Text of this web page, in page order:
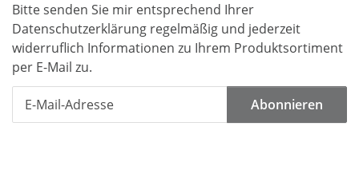
Bitte senden Sie mir entsprechend Ihrer
Datenschutzerklärung regelmäßig und jederzeit
widerruflich Informationen zu Ihrem Produktsortiment
per E-Mail zu.
Abonnieren